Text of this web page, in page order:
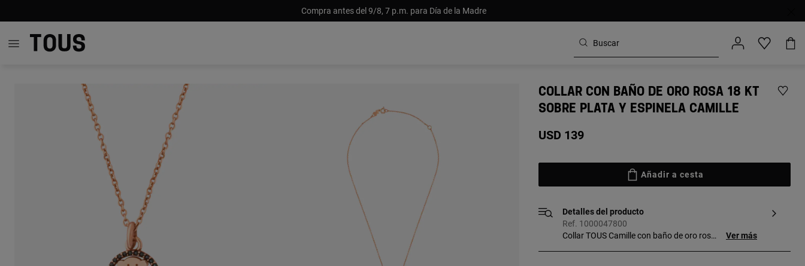
Compra antes del 9/8, 7 p.m. para Día de la Madre
COLLAR CON BAÑO DE ORO ROSA 18 KT
SOBRE PLATA Y ESPINELA CAMILLE
USD 139
Añadir a cesta
Detalles del producto
Ref. 1000047800
Collar TOUS Camille con baño de oro rosa
Ver más